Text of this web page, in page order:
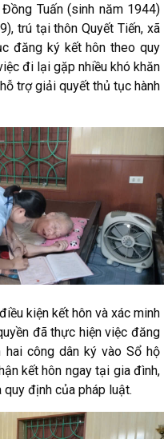
Tuấn (sinh năm 1944)
trú tại thôn Quyết Tiến, xã
đăng ký kết hôn theo quy
đi lại gặp nhiều khó khăn
trợ giải quyết thủ tục hành
kiện kết hôn và xác minh
đã thực hiện việc đăng
công dân ký vào Sổ hộ
kết hôn ngay tại gia đình,
định của pháp luật.